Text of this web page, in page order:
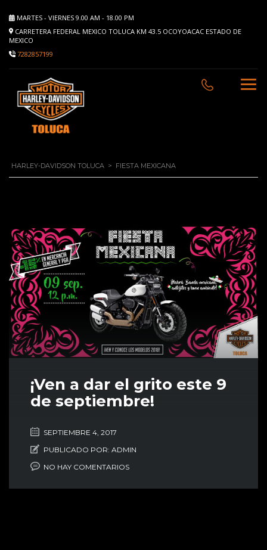
MARTES - VIERNES 9.00 AM - 18.00 PM
CARRETERA FEDERAL MEXICO TOLUCA KM 43.5 OCOYOACAC ESTADO DE
MEXICO
7282857199
HARLEY-DAVIDSON TOLUCA > FIESTA MEXICANA
¡Ven a dar el grito este 9
de septiembre!
SEPTIEMBRE 4, 2017
PUBLICADO POR: ADMIN
NO HAY COMENTARIOS